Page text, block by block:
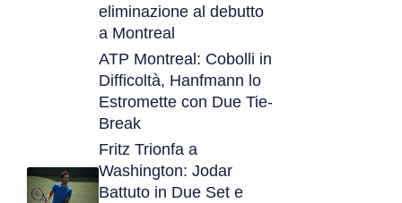
eliminazione al debutto
a Montreal
ATP Montreal: Cobolli in
Difficoltà, Hanfmann lo
Estromette con Due Tie-
Break
Fritz Trionfa a
Washington: Jodar
Battuto in Due Set e